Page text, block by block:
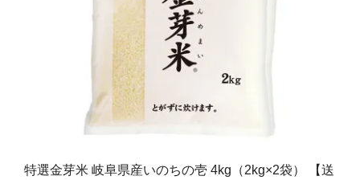
特選金芽米 岐阜県産いのちの壱 4kg（2kg×2袋） 【送